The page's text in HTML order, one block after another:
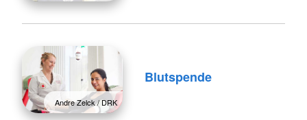
Andre Zelck / DRK
Blutspende